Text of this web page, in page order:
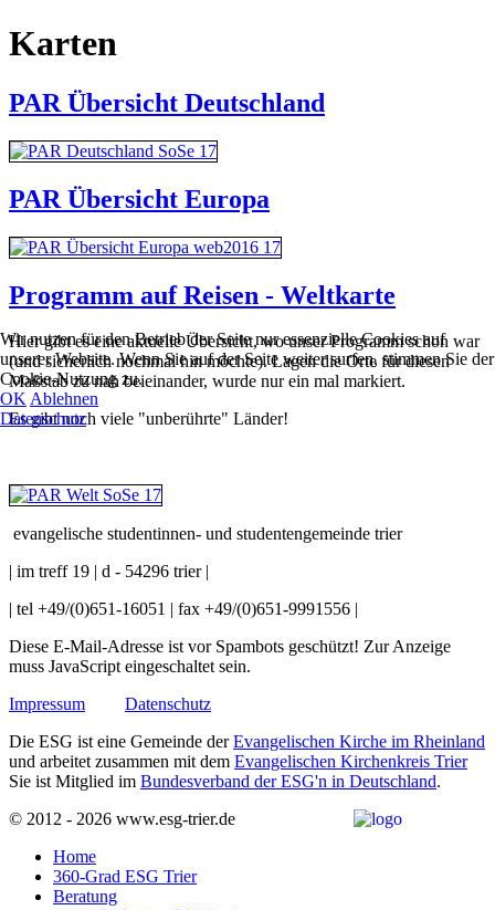
Karten
PAR Übersicht Deutschland
PAR Übersicht Europa
Programm auf Reisen - Weltkarte
Hier gibt es eine aktuelle Übersicht, wo unser Programm schon war
(und sicherlich nochmal hin möchte). Lagen die Orte für diesen
Maßstab zu nah beieinander, wurde nur ein mal markiert.
Es gibt noch viele "unberührte" Länder!
evangelische studentinnen- und studentengemeinde trier
| im treff 19 | d - 54296 trier |
| tel +49/(0)651-16051 | fax +49/(0)651-9991556 |
Diese E-Mail-Adresse ist vor Spambots geschützt! Zur Anzeige
muss JavaScript eingeschaltet sein.
Impressum
Datenschutz
Die ESG ist eine Gemeinde derEvangelischen Kirche im Rheinland
und arbeitet zusammen mit dem Evangelischen Kirchenkreis Trier
Sie ist Mitglied im Bundesverband der ESG'n in Deutschland.
© 2012 - 2026 www.esg-trier.de
Home
360-Grad ESG Trier
Beratung
Wir nutzen für den Betrieb der Seite nur essenzielle Cookies auf
unserer Website. Wenn Sie auf der Seite weiter surfen, stimmen Sie der
Cookie-Nutzung zu.
OK Ablehnen
Datenschutz